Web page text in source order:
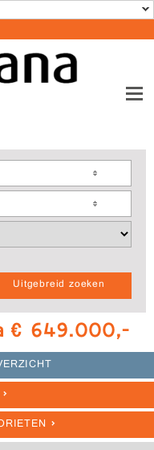
Uitgebreid zoeken
€ 649.000,-